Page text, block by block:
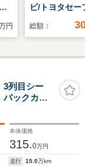
ー
ー
円
ビ/トヨタセー
センス/車線逸
LED/USBジャ
続/ETC/EBD
滑り防止装置
総額：
列目シー
ックカメ
三角窓
本体価格
315.0万円
走行 15.0万km